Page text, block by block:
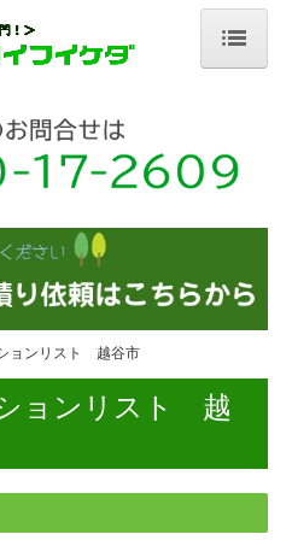
ョンリスト 越谷市
ョンリスト 越